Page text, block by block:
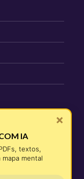
×
IA
textos,
mental